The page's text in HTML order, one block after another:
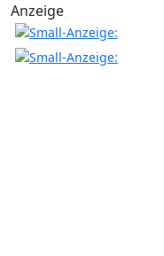
Anzeige